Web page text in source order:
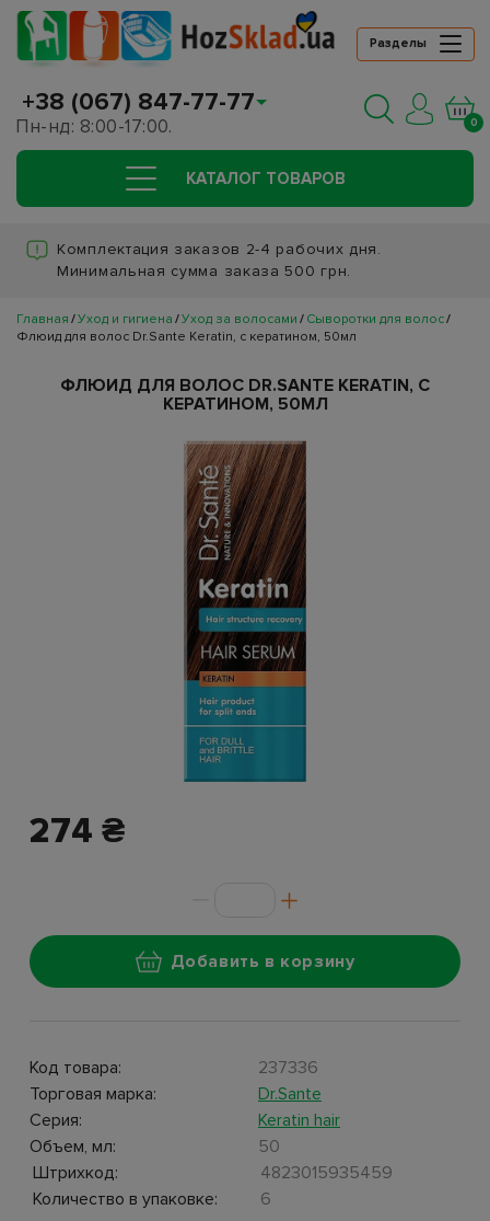
Разделы
+38 (067) 847-77-77
Пн-нд: 8:00-17:00. 0
КАТАЛОГ ТОВАРОВ
Комплектация заказов 2-4 рабочих дня.
Минимальная сумма заказа 500 грн.
Главная Уход и гигиена Уход за волосами
Сыворотки для волос
Флюид для волос Dr.Sante Keratin, с кератином, 50мл
ФЛЮИД ДЛЯ ВОЛОС DR.SANTE KERATIN, С
КЕРАТИНОМ, 50МЛ
274 ₴
Добавить в корзину
Код товара:
237336
Торговая марка:
Dr.Sante
Серия:
Keratin hair
Объем, мл:
50
Штрихкод:
4823015935459
Количество в упаковке:
6